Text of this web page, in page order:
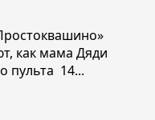
как мама Дяди
пульта 14...